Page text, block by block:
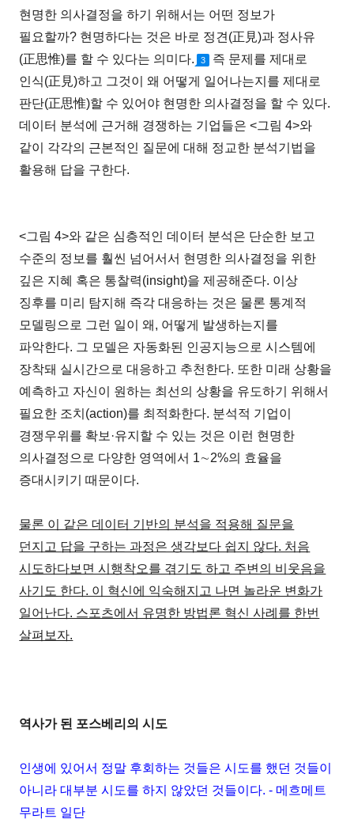
현명한 의사결정을 하기 위해서는 어떤 정보가
필요할까? 현명하다는 것은 바로 정견(正見)과 정사유
(正思惟)를 할 수 있다는 의미다.
3
즉 문제를 제대로
인식(正見)하고 그것이 왜 어떻게 일어나는지를 제대로
판단(正思惟)할 수 있어야 현명한 의사결정을 할 수 있다.
데이터 분석에 근거해 경쟁하는 기업들은 <그림 4>와
같이 각각의 근본적인 질문에 대해 정교한 분석기법을
활용해 답을 구한다.
<그림 4>와 같은 심층적인 데이터 분석은 단순한 보고
수준의 정보를 훨씬 넘어서서 현명한 의사결정을 위한
깊은 지혜 혹은 통찰력(insight)을 제공해준다. 이상
징후를 미리 탐지해 즉각 대응하는 것은 물론 통계적
모델링으로 그런 일이 왜, 어떻게 발생하는지를
파악한다. 그 모델은 자동화된 인공지능으로 시스템에
장착돼 실시간으로 대응하고 추천한다. 또한 미래 상황을
예측하고 자신이 원하는 최선의 상황을 유도하기 위해서
필요한 조치(action)를 최적화한다. 분석적 기업이
경쟁우위를 확보·유지할 수 있는 것은 이런 현명한
의사결정으로 다양한 영역에서 1∼2%의 효율을
증대시키기 때문이다.
물론 이 같은 데이터 기반의 분석을 적용해 질문을
던지고 답을 구하는 과정은 생각보다 쉽지 않다. 처음
시도하다보면 시행착오를 겪기도 하고 주변의 비웃음을
사기도 한다. 이 혁신에 익숙해지고 나면 놀라운 변화가
일어난다. 스포츠에서 유명한 방법론 혁신 사례를 한번
살펴보자.
역사가 된 포스베리의 시도
인생에 있어서 정말 후회하는 것들은 시도를 했던 것들이
아니라 대부분 시도를 하지 않았던 것들이다. - 메흐메트
무라트 일단